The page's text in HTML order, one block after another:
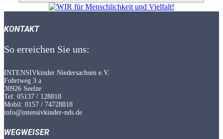
KONTAKT
So erreichen Sie uns:
INTENSIVkinder Niedersachsen e.V.
Fohrtweg 3 a
30926 Seelze
Tel: 05137 / 128818
Mobil: 0157 / 74728818
info@intensivkinder-nds.de
WEGWEISER